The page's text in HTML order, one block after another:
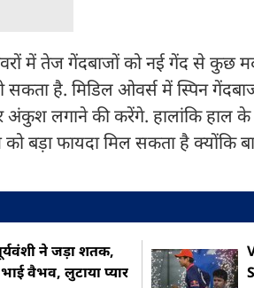
में तेज गेंदबाजों को नई गेंद से कुछ
है. मिडिल ओवर्स में स्पिन
अंकुश लगाने की करेंगे. हालांकि हाल के
बड़ा फायदा मिल सकता है क्योंकि
ने जड़ा शतक,
वैभव, लुटाया प्यार